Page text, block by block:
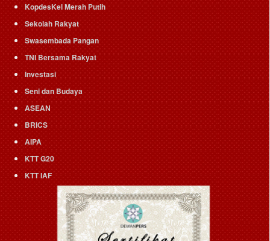
KopdesKel Merah Putih
Sekolah Rakyat
Swasembada Pangan
TNI Bersama Rakyat
Investasi
Seni dan Budaya
ASEAN
BRICS
AIPA
KTT G20
KTT IAF